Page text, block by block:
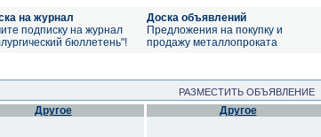
на журнал
подписку на журнал
бюллетень"!
Доска объявлений
Предложения на покупку и
продажу металлопроката
РАЗМЕСТИТЬ ОБЪЯВЛЕНИЕ
Другое Другое